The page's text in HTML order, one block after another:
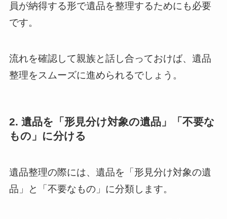
員が納得する形で遺品を整理するためにも必要
です。
流れを確認して親族と話し合っておけば、遺品
整理をスムーズに進められるでしょう。
2. 遺品を「形見分け対象の遺品」「不要な
もの」に分ける
遺品整理の際には、遺品を「形見分け対象の遺
品」と「不要なもの」に分類します。